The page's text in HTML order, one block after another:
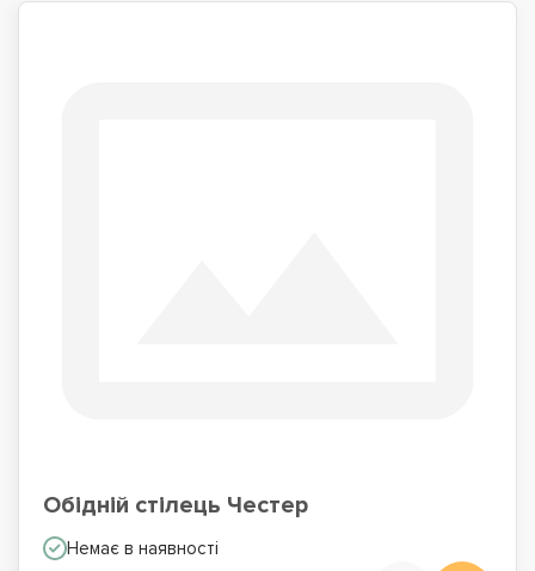
Обідній стілець Честер
Немає в наявності